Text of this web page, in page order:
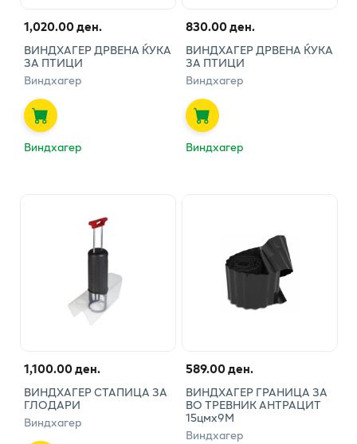
1,020.00 ден.
ВИНДХАГЕР ДРВЕНА ЌУКА
ЗА ПТИЦИ
Виндхагер
Виндхагер
830.00 ден.
ВИНДХАГЕР ДРВЕНА ЌУКА
ЗА ПТИЦИ
Виндхагер
Виндхагер
1,100.00 ден.
ВИНДХАГЕР СТАПИЦА ЗА
ГЛОДАРИ
Виндхагер
589.00 ден.
ВИНДХАГЕР ГРАНИЦА ЗА
ВО ТРЕВНИК АНТРАЦИТ
15цмх9М
Виндхагер